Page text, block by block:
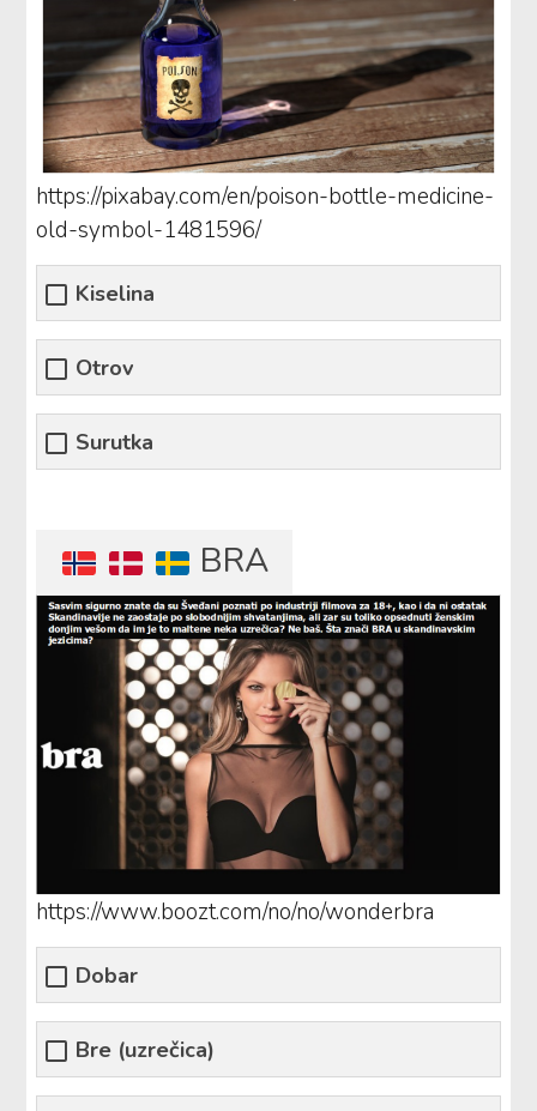
https://pixabay.com/en/poison-bottle-medicine-
old-symbol-1481596/
Kiselina
Otrov
Surutka
BRA
https://www.boozt.com/no/no/wonderbra
Dobar
Bre (uzrečica)